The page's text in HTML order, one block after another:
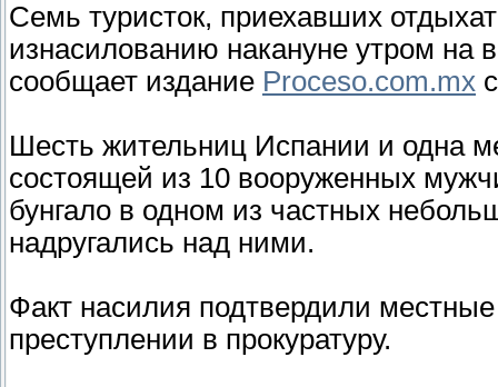
Семь туристок, приехавших
изнасилованию накануне утром на
сообщает издание Proceso.com.mx
Шесть жительниц Испании и одна
состоящей из 10 вооруженных
бунгало в одном из частных
надругались над ними.
Факт насилия подтвердили
преступлении в прокуратуру.